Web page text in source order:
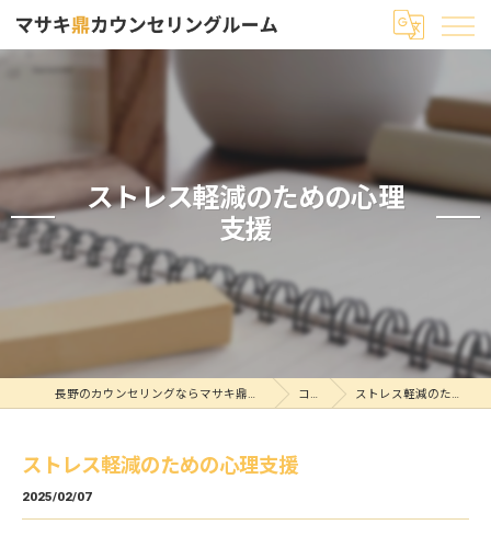
ストレス軽減のための心理
支援
長野のカウンセリングならマサキ鼎カウンセリングルーム コラム ストレス軽減のための心理支援
ストレス軽減のための心理支援
2025/02/07